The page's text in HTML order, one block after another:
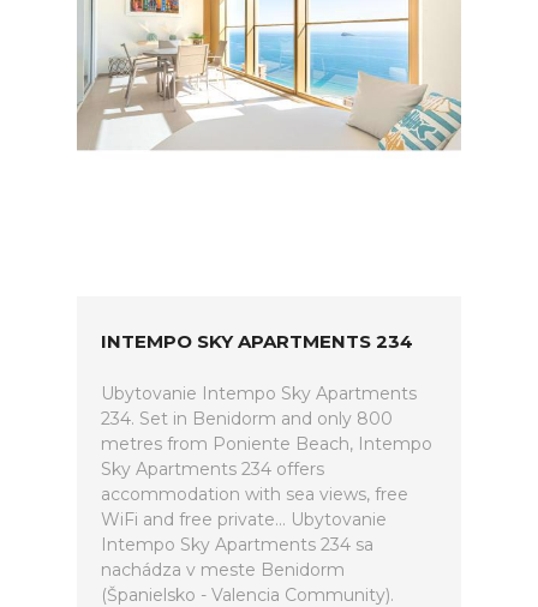
INTEMPO SKY APARTMENTS 234
Ubytovanie Intempo Sky Apartments
234. Set in Benidorm and only 800
metres from Poniente Beach, Intempo
Sky Apartments 234 offers
accommodation with sea views, free
WiFi and free private... Ubytovanie
Intempo Sky Apartments 234 sa
nachádza v meste Benidorm
(Španielsko - Valencia Community).